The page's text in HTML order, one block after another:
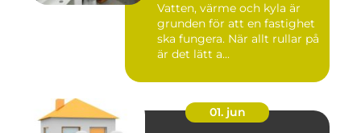
Vatten, värme och kyla är
grunden för att en fastighet
ska fungera. När allt rullar på
är det lätt a...
01. jun